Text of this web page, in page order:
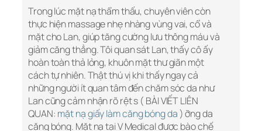
Trong lúc mặt nạ thẩm thấu, chuyên viên còn
thực hiện massage nhẹ nhàng vùng vai, cổ và
mặt cho Lan, giúp tăng cường lưu thông máu và
giảm căng thẳng. Tôi quan sát Lan, thấy cô ấy
hoàn toàn thả lỏng, khuôn mặt thư giãn một
cách tự nhiên. Thật thú vị khi thấy ngay cả
những người ít quan tâm đến chăm sóc da như
Lan cũng cảm nhận rõ rệt s ( BÀI VIẾT LIÊN
QUAN: mặt nạ giấy làm căng bóng da ) ỡng da
căng bóng. Mặt nạ tại V Medical được bào chế